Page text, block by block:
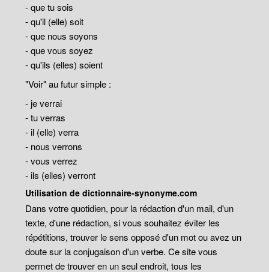
- que tu sois
- qu'il (elle) soit
- que nous soyons
- que vous soyez
- qu'ils (elles) soient
"Voir" au futur simple :
- je verrai
- tu verras
- il (elle) verra
- nous verrons
- vous verrez
- ils (elles) verront
Utilisation de dictionnaire-synonyme.com
Dans votre quotidien, pour la rédaction d'un mail, d'un
texte, d'une rédaction, si vous souhaitez éviter les
répétitions, trouver le sens opposé d'un mot ou avez un
doute sur la conjugaison d'un verbe. Ce site vous
permet de trouver en un seul endroit, tous les